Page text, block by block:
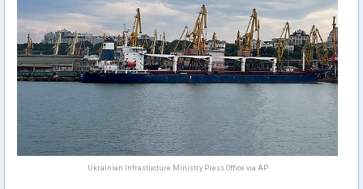
Ukrainian Infrastucture Ministry Press Office via AP